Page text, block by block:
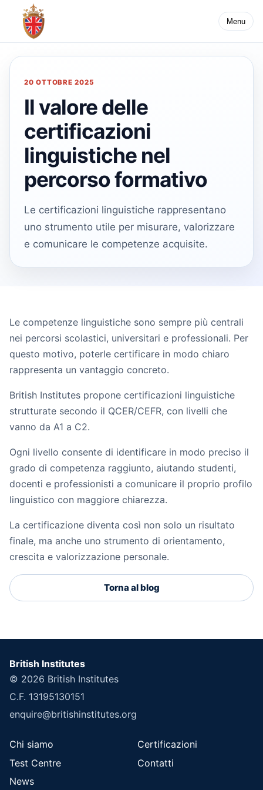
Menu
20 OTTOBRE 2025
Il valore delle
certificazioni
linguistiche nel
percorso formativo
Le certificazioni linguistiche rappresentano
uno strumento utile per misurare, valorizzare
e comunicare le competenze acquisite.
Le competenze linguistiche sono sempre più centrali
nei percorsi scolastici, universitari e professionali. Per
questo motivo, poterle certificare in modo chiaro
rappresenta un vantaggio concreto.
British Institutes propone certificazioni linguistiche
strutturate secondo il QCER/CEFR, con livelli che
vanno da A1 a C2.
Ogni livello consente di identificare in modo preciso il
grado di competenza raggiunto, aiutando studenti,
docenti e professionisti a comunicare il proprio profilo
linguistico con maggiore chiarezza.
La certificazione diventa così non solo un risultato
finale, ma anche uno strumento di orientamento,
crescita e valorizzazione personale.
Torna al blog
British Institutes
© 2026 British Institutes
C.F. 13195130151
enquire@britishinstitutes.org
Chi siamo
Certificazioni
Test Centre
Contatti
News